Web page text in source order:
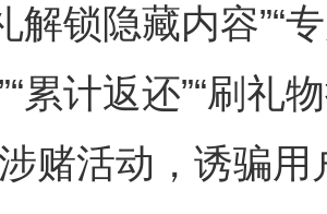
解锁隐藏内容”“
累计返还”“刷礼
赌活动，诱骗